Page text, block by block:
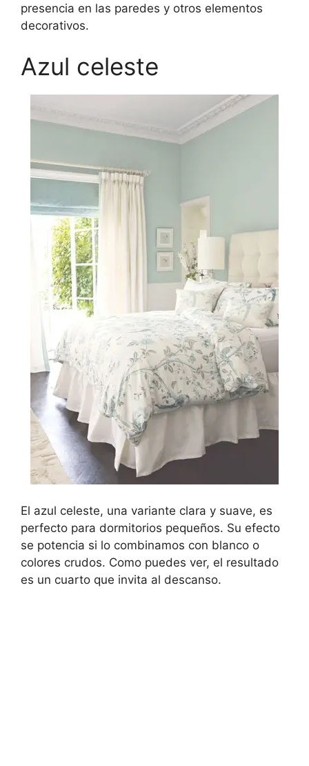
presencia en las paredes y otros elementos
decorativos.
Azul celeste
El azul celeste, una variante clara y suave, es
perfecto para dormitorios pequeños. Su efecto
se potencia si lo combinamos con blanco o
colores crudos. Como puedes ver, el resultado
es un cuarto que invita al descanso.